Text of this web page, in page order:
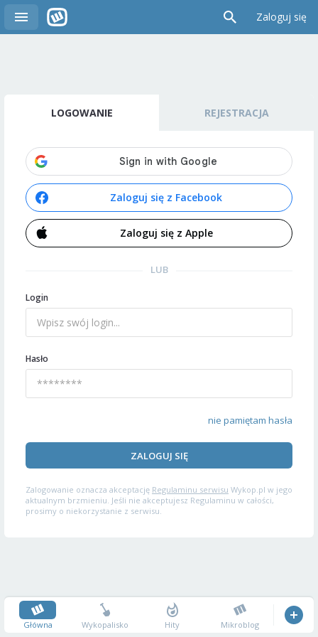
Zaloguj się
LOGOWANIE REJESTRACJA
Zaloguj się z Facebook
Zaloguj się z Apple
LUB
Login
Hasło
nie pamiętam hasła
ZALOGUJ SIĘ
Zalogowanie oznacza akceptację Regulaminu serwisu Wykop.pl w jego
aktualnym brzmieniu. Jeśli nie akceptujesz Regulaminu w całości,
prosimy o niekorzystanie z serwisu.
Główna Wykopalisko Hity Mikroblog